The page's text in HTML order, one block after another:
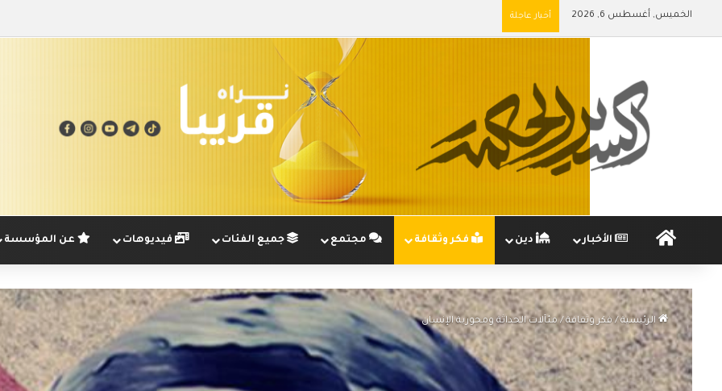
الخميس, أغسطس 6, 2026 أخبار عاجلة
الرئيسيةالأخبار دين فكر وثقافة مجتمع جميع الفئات فيديوهات عن المؤسسة
الرئيسية / فكر وثقافة / مئآلات الحداثة ومحورية الإنسان